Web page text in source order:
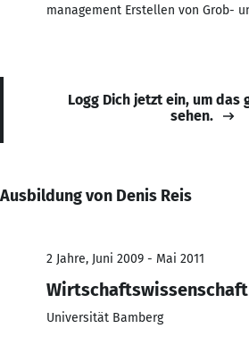
management Erstellen von Grob-
Logg Dich jetzt ein, um das
sehen.
Ausbildung von Denis Reis
2 Jahre, Juni 2009 - Mai 2011
Wirtschaftswissenschaft
Universität Bamberg